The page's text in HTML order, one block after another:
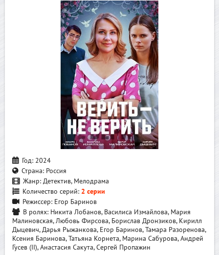
Год: 2024
Страна: Россия
Жанр: Детектив, Мелодрама
Количество серий: 2 серии
Режиссер: Егор Баринов
В ролях: Никита Лобанов, Василиса Измайлова, Мария
Малиновская, Любовь Фирсова, Борислав Дронзиков, Кирилл
Дыцевич, Дарья Рыжанкова, Егор Баринов, Тамара Разоренова,
Ксения Баринова, Татьяна Корнета, Марина Сабурова, Андрей
Гусев (II), Анастасия Сакута, Сергей Пропажин